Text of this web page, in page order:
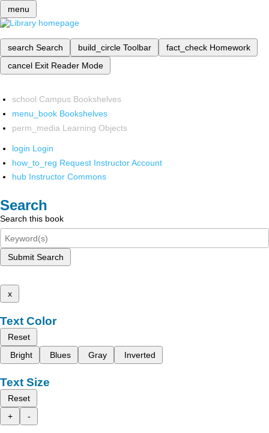
menu
search Search build_circle Toolbar fact_check Homework
cancel Exit Reader Mode
school Campus Bookshelves
menu_book Bookshelves
perm_media Learning Objects
login Login
how_to_reg Request Instructor Account
hub Instructor Commons
Search
Search this book
Submit Search
x
Text Color
Reset
Bright
Blues Gray Inverted
Text Size
Reset
+
-